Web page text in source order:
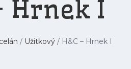
Hrnek I
/ Užitkový / H&C – Hrnek I